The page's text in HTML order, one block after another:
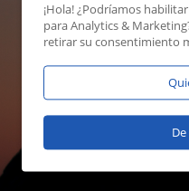
¡Hola! ¿Podríamos
paraAnalytics & Marketing
retirar su consentimiento